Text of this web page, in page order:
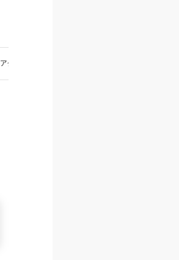
アクセス